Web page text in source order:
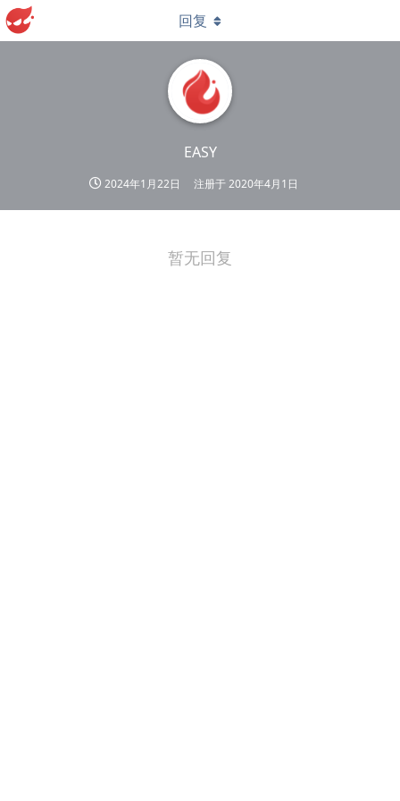
EASY
2024年1月22日 注册于2020年4月1日
回复
暂无回复